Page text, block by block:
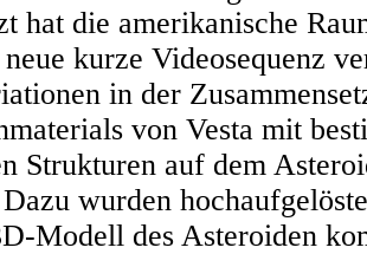
hat die amerikanische
kurze Videosequenz
in der
von Vesta mit
Strukturen auf dem
wurden
Modell des Asteroiden